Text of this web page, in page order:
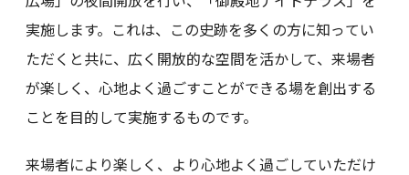
実施します。これは、この史跡を多くの方に知ってい
ただくと共に、広く開放的な空間を活かして、来場者
が楽しく、心地よく過ごすことができる場を創出する
ことを目的して実施するものです。
来場者により楽しく、より心地よく過ごしていただけ